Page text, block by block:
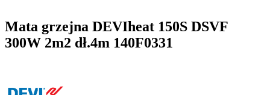
Mata grzejna DEVIheat 150S DSVF
300W 2m2 dł.4m 140F0331